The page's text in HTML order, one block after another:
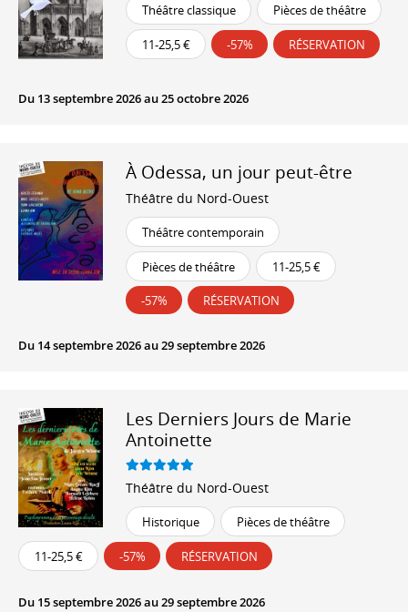
Théâtre classique Pièces de théâtre
11-25,5 € -57% RÉSERVATION
Du 13 septembre 2026 au 25 octobre 2026
À Odessa, un jour peut-être
Théâtre du Nord-Ouest
Théâtre contemporain
Pièces de théâtre 11-25,5 €
-57% RÉSERVATION
Du 14 septembre 2026 au 29 septembre 2026
Les Derniers Jours de Marie
Antoinette
Théâtre du Nord-Ouest
Historique Pièces de théâtre
11-25,5 € -57% RÉSERVATION
Du 15 septembre 2026 au 29 septembre 2026